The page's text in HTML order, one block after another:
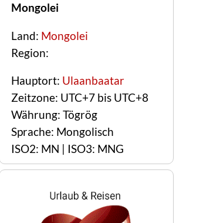
Mongolei
Land: Mongolei
Region:
Hauptort: Ulaanbaatar
Zeitzone: UTC+7 bis UTC+8
Währung: Tögrög
Sprache: Mongolisch
ISO2: MN | ISO3: MNG